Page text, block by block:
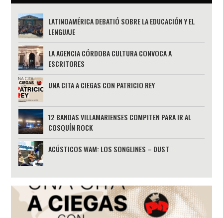
LATINOAMÉRICA DEBATIÓ SOBRE LA EDUCACIÓN Y EL
LENGUAJE
LA AGENCIA CÓRDOBA CULTURA CONVOCA A
ESCRITORES
UNA CITA A CIEGAS CON PATRICIO REY
12 BANDAS VILLAMARIENSES COMPITEN PARA IR AL
COSQUÍN ROCK
ACÚSTICOS WAM: LOS SONGLINES – DUST